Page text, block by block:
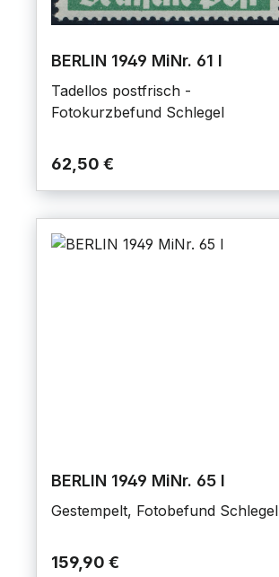
BERLIN 1949 MiNr. 61 I
Tadellos postfrisch -
Fotokurzbefund Schlegel
62,50 €
BERLIN 1949 MiNr. 65 I
Gestempelt, Fotobefund Schlegel
159,90 €